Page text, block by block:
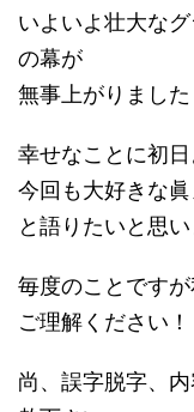
いよいよ壮大な
の幕が
無事上がりました
幸せなことに初日
今回も大好きな
と語りたいと思
毎度のことです
ご理解ください！
尚、誤字脱字、